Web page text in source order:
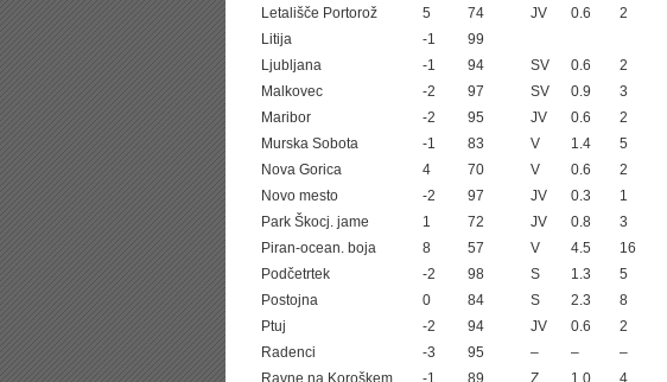
Letališče Portorož
5 74 JV 0.6 2
Litija
-1 99
Ljubljana
-1 94 SV 0.6 2
Malkovec
-2 97 SV 0.9 3
Maribor
-2 95 JV 0.6 2
Murska Sobota
-1 83 V 1.4 5
Nova Gorica
4 70 V 0.6 2
Novo mesto
-2 97 JV 0.3 1
Park Škocj. jame
1 72 JV 0.8 3
Piran-ocean. boja
8 57 V 4.5 16
Podčetrtek
-2 98 S 1.3 5
Postojna
0 84 S 2.3 8
Ptuj
-2 94 JV 0.6 2
Radenci
-3 95 – – –
Ravne na Koroškem
-1 89 Z 1.0 4